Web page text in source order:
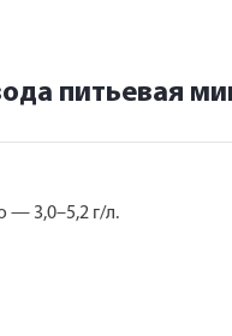
питьевая
— 3,0–5,2 г/л.